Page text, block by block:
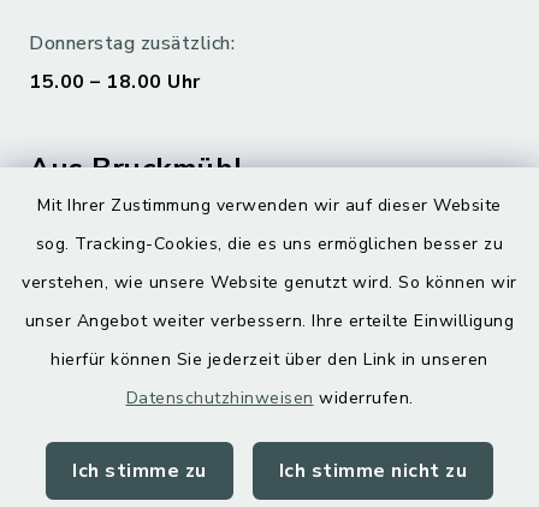
Mit Ihrer Zustimmung verwenden wir auf dieser Website
sog. Tracking-Cookies, die es uns ermöglichen besser zu
verstehen, wie unsere Website genutzt wird. So können wir
unser Angebot weiter verbessern. Ihre erteilte Einwilligung
hierfür können Sie jederzeit über den Link in unseren
Datenschutzhinweisen widerrufen.
Ich stimme zu Ich stimme nicht zu
Donnerstag zusätzlich:
15.00 – 18.00 Uhr
Aus Bruckmühl
Digitaler Ortsplan
Kontakt